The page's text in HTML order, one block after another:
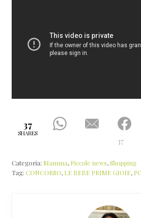
37
SHARES
37
Categoria: Mamma, Piccole news,Shopping
Tag: CONCORSO, LE BEBE PRIME GIOIE,